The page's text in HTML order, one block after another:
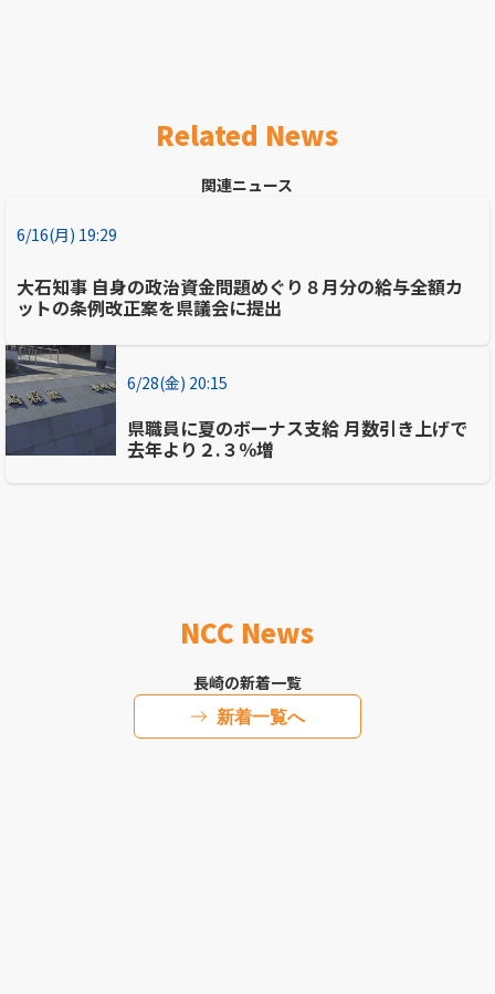
Related News
関連ニュース
6/16(月) 19:29
大石知事 自身の政治資金問題めぐり８月分の給与全額カ
ットの条例改正案を県議会に提出
6/28(金) 20:15
県職員に夏のボーナス支給 月数引き上げで
去年より２.３％増
NCC News
長崎の新着一覧
新着一覧へ